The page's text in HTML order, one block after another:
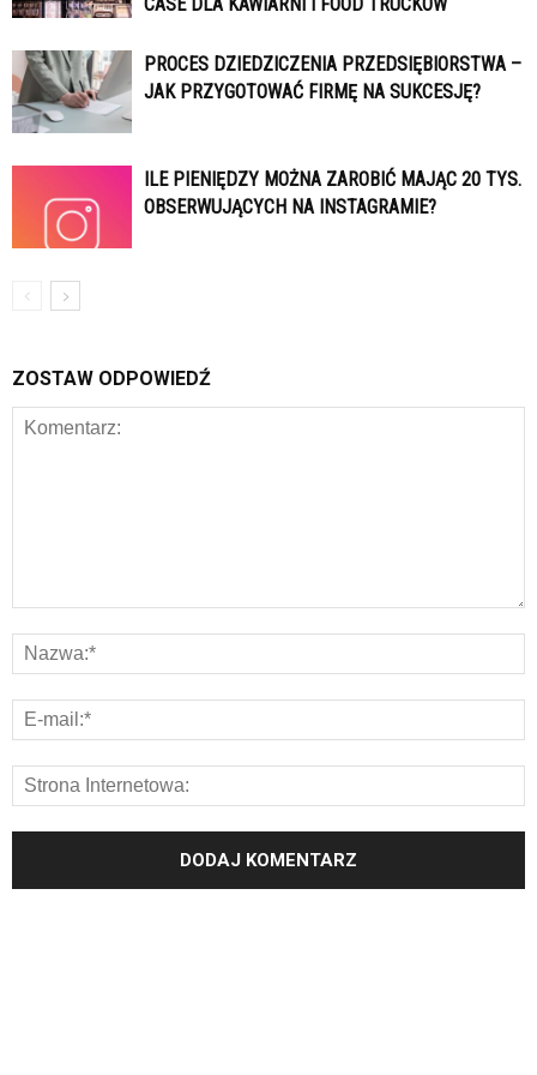
CASE DLA KAWIARNI I FOOD TRUCKÓW
PROCES DZIEDZICZENIA PRZEDSIĘBIORSTWA –
JAK PRZYGOTOWAĆ FIRMĘ NA SUKCESJĘ?
ILE PIENIĘDZY MOŻNA ZAROBIĆ MAJĄC 20 TYS.
OBSERWUJĄCYCH NA INSTAGRAMIE?
ZOSTAW ODPOWIEDŹ